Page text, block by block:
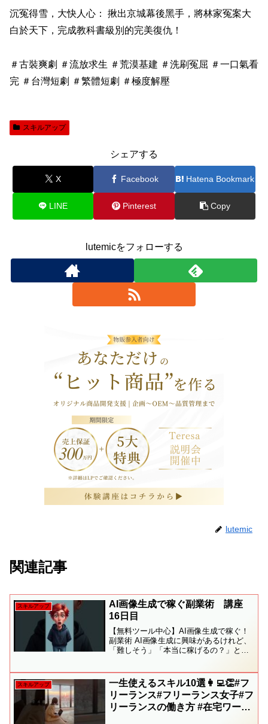
沉冤得雪，大快人心： 揪出京城幕後黑手，將林家冤案大
白於天下，完成教科書級別的完美復仇！
＃古裝爽劇 ＃流放求生 ＃荒漠基建 ＃洗刷冤屈 ＃一口氣看
完 ＃台灣短劇 ＃繁體短劇 ＃極度解壓
スキルアップ
シェアする
X Facebook Hatena Bookmark
LINE Pinterest Copy
lutemicをフォローする
lutemic
関連記事
スキルアップ
AI画像生成で稼ぐ副業術 講座
16日目
【無料ツール中心】AI画像生成で稼ぐ！
副業術 AI画像生成に興味があるけれど、
「難しそう」「本当に稼げるの？」と思
めの実践的なノウハウまで、初心者さん
でも安心して学べ...
スキルアップ
一生使えるスキル10選👩‍💻👏#フ
リーランス#フリーランス女子#フ
リーランスの働き方 #在宅ワーク